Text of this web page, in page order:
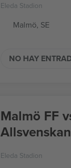
Eleda Stadion
Malmö, SE
NO HAY
Malmö FF
Allsvenskan
Eleda Stadion